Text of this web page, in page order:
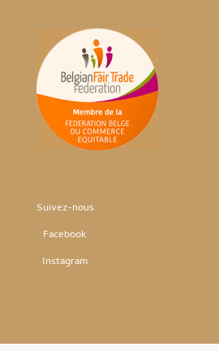
Suivez-nous
Facebook
Instagram